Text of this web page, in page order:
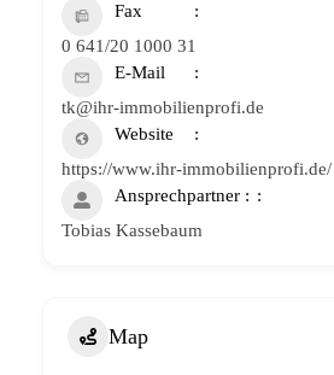
Fax
0 641/20 1000 31
E-Mail
tk@ihr-immobilienprofi.de
Website
https://www.ihr-immobilienprofi.de/
Ansprechpartner :
Tobias Kassebaum
Map